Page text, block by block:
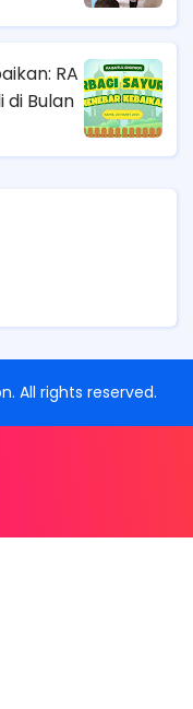
RA
di Bulan
. All rights reserved.